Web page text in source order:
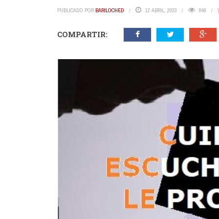
PUBLICADO POR BARILOCHED 12 ABRIL, 2023 849
COMPARTIR: